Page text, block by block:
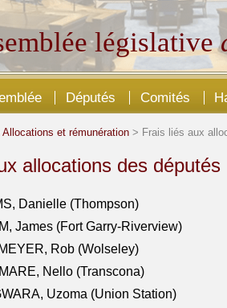
législative
Députés Comités
Allocations et rémunération > Frais liés aux
allocations des députés
Danielle (Thompson)
James (Fort Garry-Riverview)
Rob (Wolseley)
Nello (Transcona)
Uzoma (Union Station)